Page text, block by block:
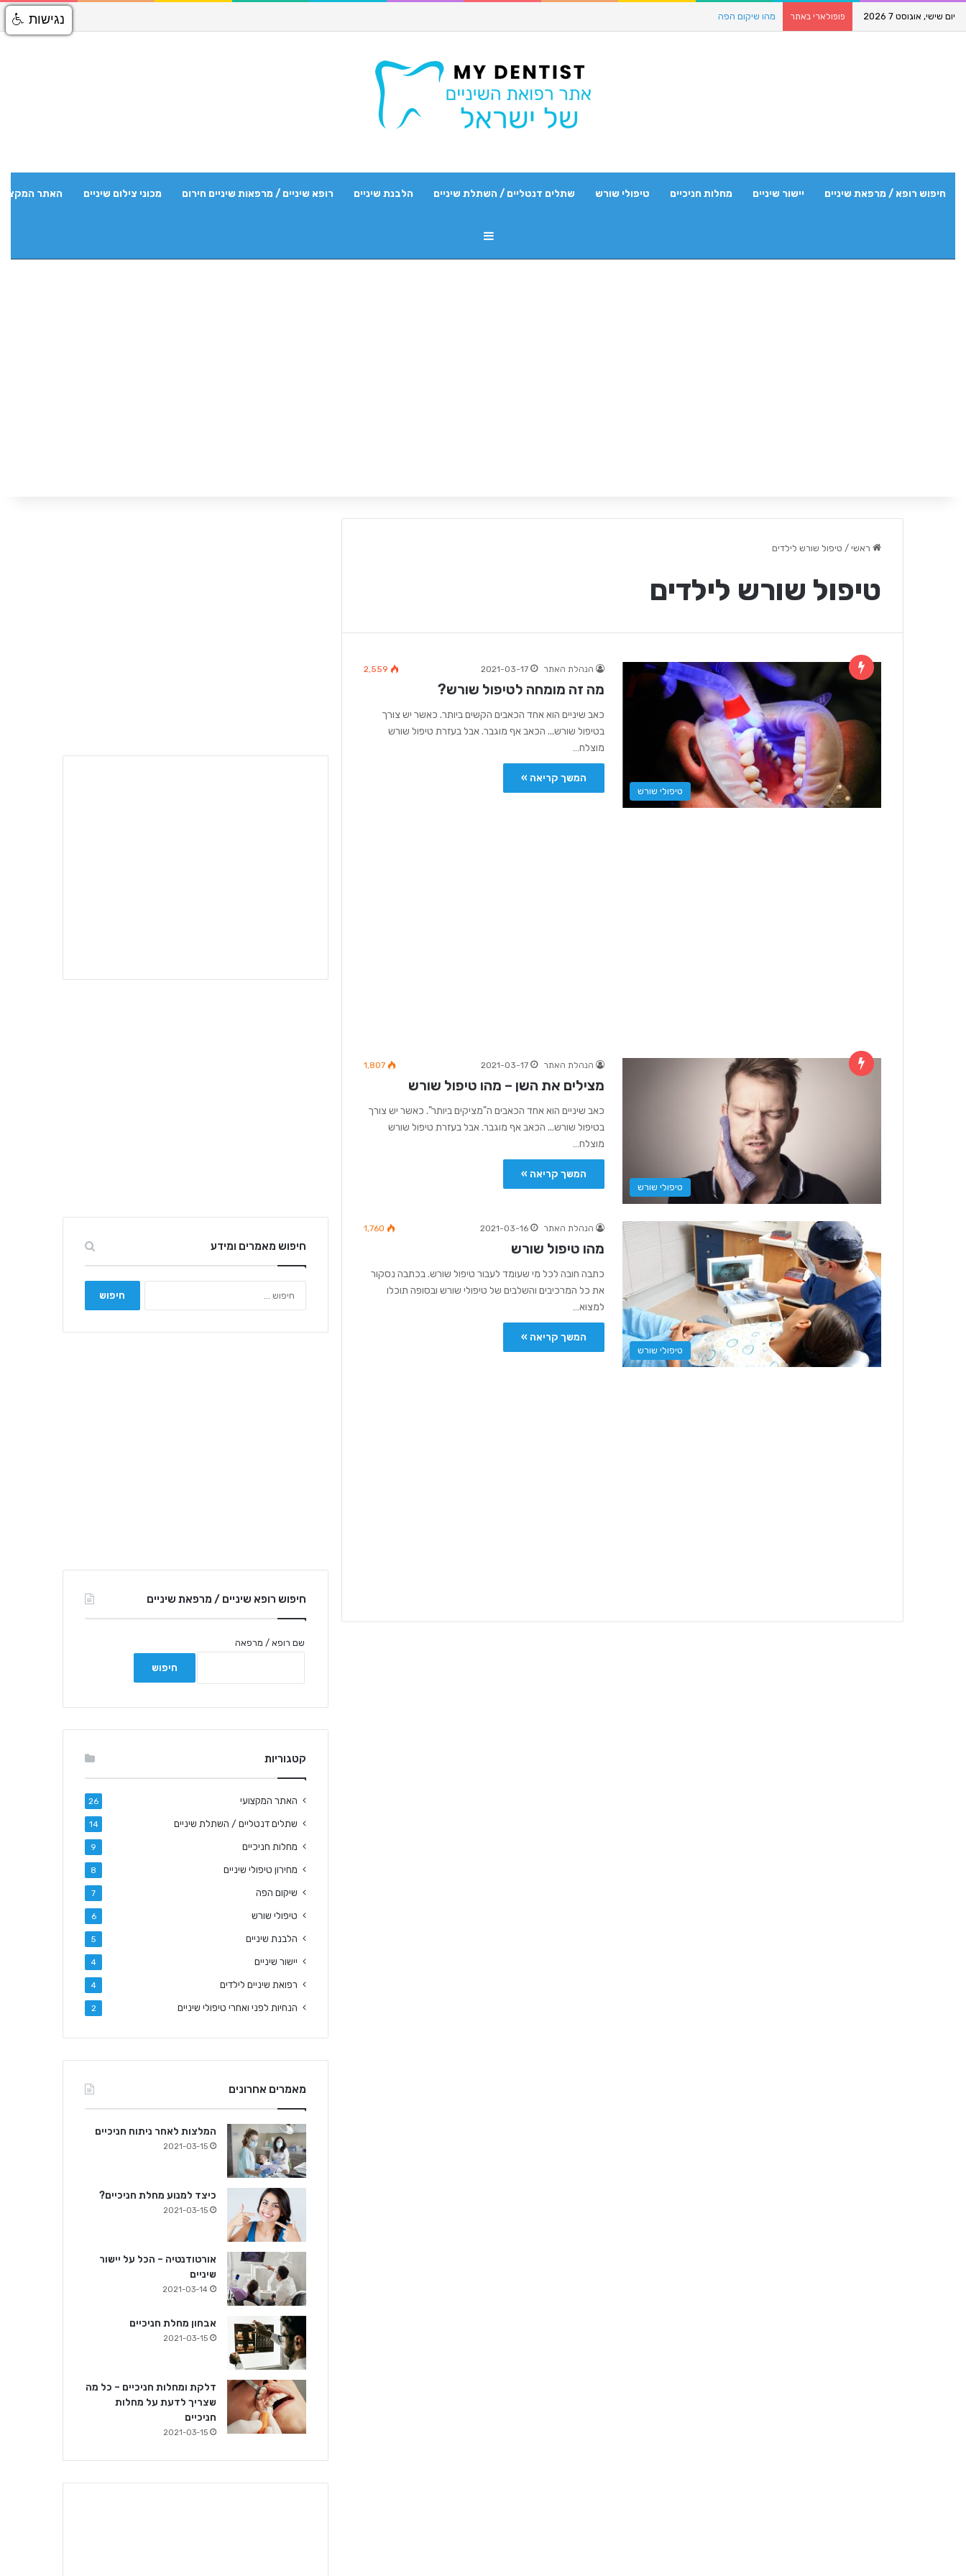
יום שישי, אוגוסט 7 2026 פופולארי באתר מהו שיקום הפה
חיפוש רופא / מרפאת שיניים יישור שיניים מחלות חניכיים טיפולי שורש שתלים דנטליים / השתלת שיניים הלבנת שיניים רופא שיניים / מרפאות שיניים חירום מכוני צילום שיניים האתר
ראשי / טיפול שורש לילדים
טיפול שורש לילדים
טיפולי שורש
הנהלת האתר 2021-03-17
2,559
מה זה מומחה לטיפול שורש?
כאב שיניים הוא אחד הכאבים הקשים ביותר. כאשר יש צורך
בטיפול שורש... הכאב אף מוגבר. אבל בעזרת טיפול שורש
מוצלח…
המשך קריאה »
טיפולי שורש
הנהלת האתר 2021-03-17
1,807
מצילים את השן – מהו טיפול שורש
כאב שיניים הוא אחד הכאבים ה"מציקים ביותר". כאשר יש צורך
בטיפול שורש... הכאב אף מוגבר. אבל בעזרת טיפול שורש
מוצלח…
המשך קריאה »
טיפולי שורש
הנהלת האתר 2021-03-16
1,760
מהו טיפול שורש
כתבה חובה לכל מי שעומד לעבור טיפול שורש. בכתבה נסקור
את כל המרכיבים והשלבים של טיפולי שורש ובסופה תוכלו
למצוא…
המשך קריאה »
חיפוש מאמרים ומידע
ו
חיפוש רופא שיניים / מרפאת שיניים
שם רופא / מרפאה
קטגוריות
האתר המקצועי 26
שתלים דנטליים / השתלת שיניים 14
מחלות חניכיים 9
מחירון טיפולי שיניים 8
שיקום הפה 7
טיפולי שורש 6
הלבנת שיניים 5
יישור שיניים 4
רפואת שיניים לילדים 4
הנחיות לפני ואחרי טיפולי שיניים 2
מאמרים אחרונים
המלצות לאחר ניתוח חניכיים
2021-03-15
כיצד למנוע מחלת חניכיים?
2021-03-15
אורטודנטיה – הכל על יישור
שיניים
2021-03-14
אבחון מחלת חניכיים
2021-03-15
דלקת ומחלות חניכיים – כל מה
שצריך לדעת על מחלות
חניכיים
2021-03-15
נגישות